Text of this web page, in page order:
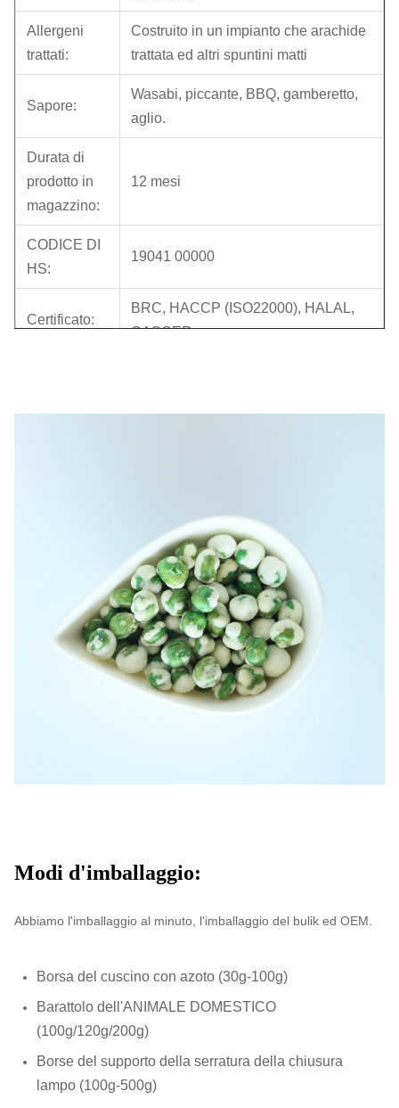
Allergeni
trattati:
Costruito in un impianto che arachide
trattata ed altri spuntini matti
Sapore:
Wasabi, piccante, BBQ, gamberetto,
aglio.
Durata di
prodotto in
magazzino:
12 mesi
CODICE DI
HS:
19041 00000
Certificato:
BRC, HACCP (ISO22000), HALAL,
CASCER
10.6KG/ctn
0.03=0.38*0.28*0.28m
Quantità:
980/2020/2310ctns
Termini di
T/T, L/C
Disponibile
Documenti:
1.Certificato di origine. 2. descrizione
certificato 3.Health della polizza della
LISTA di IMBALLAGGIO del
FATTURA COMMERCIALE 7. degli
Modi d'imballaggio:
Abbiamo l'imballaggio al minuto, l'imballaggio del bulik ed OEM.
Borsa del cuscino con azoto (30g-100g)
Barattolo dell'ANIMALE DOMESTICO
(100g/120g/200g)
Borse del supporto della serratura della chiusura
lampo (100g-500g)